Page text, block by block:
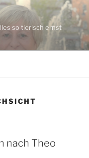
so tierisch ernst
nach Theo